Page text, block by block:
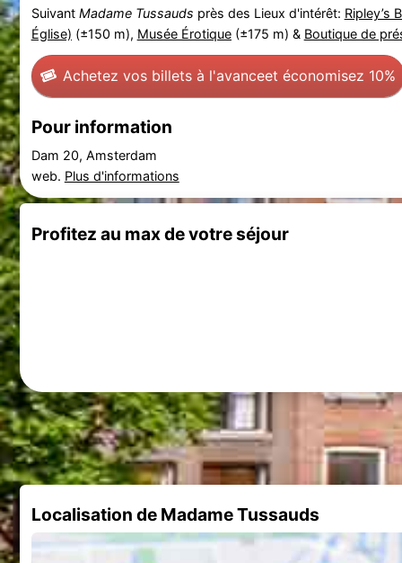
Suivant Madame Tussauds près des Lieux d'intérêt: Ripley’s
Église) (±150 m), Musée Érotique(±175 m) & Boutique de
Achetez vos billets à l'avanceet économisez 10%
Pour information
Dam 20, Amsterdam
web. Plus d'informations
Profitez au max de votre séjour
Localisation de Madame Tussauds